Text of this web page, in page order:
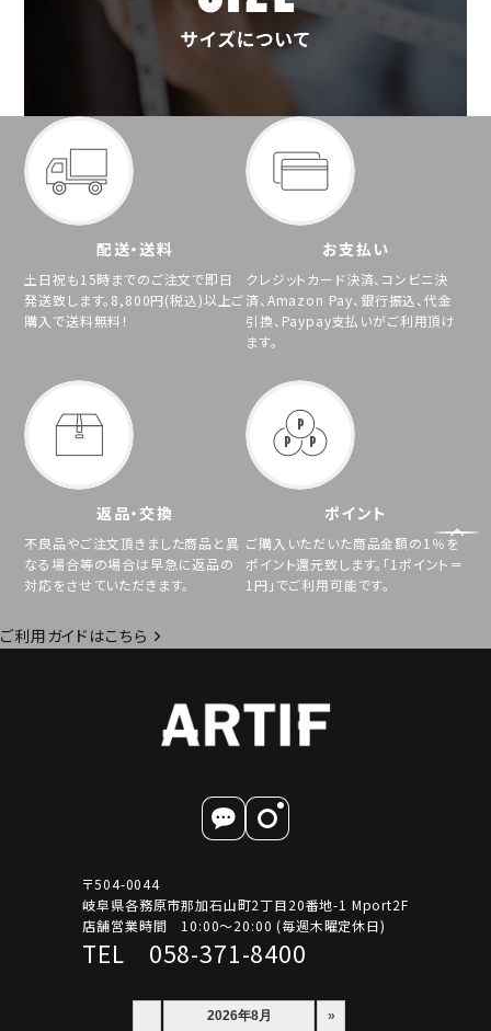
配送・送料
土日祝も15時までのご注文で即日
発送致します。8,800円(税込)以上ご
購入で送料無料！
お支払い
クレジットカード決済、コンビニ決
済、Amazon Pay、銀行振込、代金
引換、Paypay支払いがご利用頂け
ます。
返品・交換
不良品やご注文頂きました商品と異
なる場合等の場合は早急に返品の
対応をさせていただきます。
ポイント
ご購入いただいた商品金額の1％を
ポイント還元致します。「1ポイント＝
1円」でご利用可能です。
ご利用ガイドはこちら
〒504-0044
岐阜県各務原市那加石山町2丁目20番地-1 Mport2F
店舗営業時間 10:00～20:00 (毎週木曜定休日)
TEL 058-371-8400